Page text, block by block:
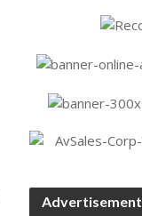
Advertisement